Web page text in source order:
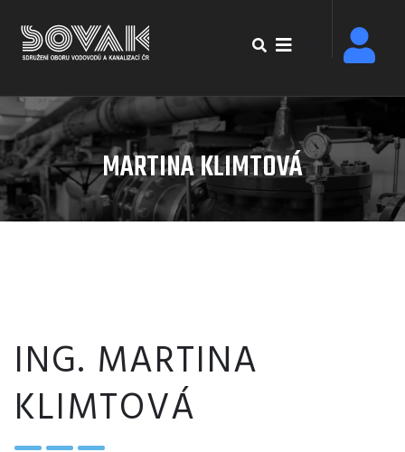
hlavnímu
obsahu
MARTINA KLIMTOVÁ
ING. MARTINA
KLIMTOVÁ